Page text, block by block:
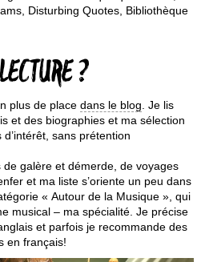
Disturbing Quotes, Bibliothèque
?
plus de place dans le blog . Je lis
et des biographies et ma sélection
sans prétention
de galère et démerde, de voyages
et ma liste s’oriente un peu dans
« Autour de la Musique », qui
musical – ma spécialité. Je précise
et parfois je recommande des
en français!